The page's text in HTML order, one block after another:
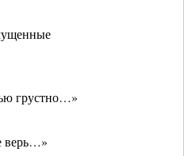
грустно…»
верь…»